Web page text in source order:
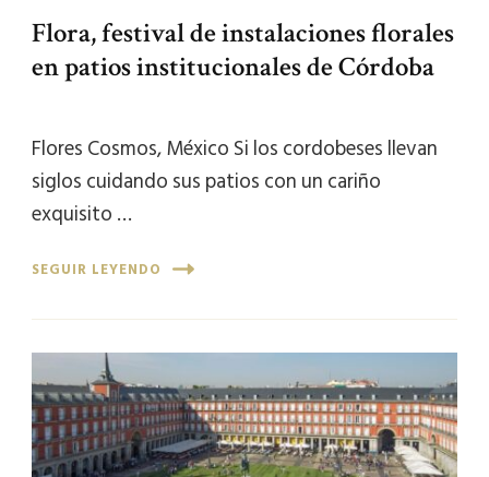
Flora, festival de instalaciones florales
en patios institucionales de Córdoba
Flores Cosmos, México Si los cordobeses llevan
siglos cuidando sus patios con un cariño
exquisito …
SEGUIR LEYENDO